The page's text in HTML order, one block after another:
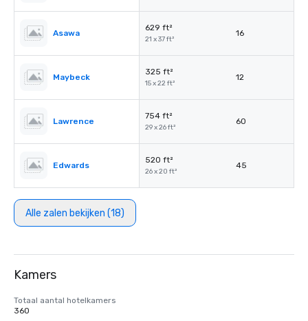
Asawa
629 ft²
21 x 37 ft²
16
Maybeck
325 ft²
15 x 22 ft²
12
Lawrence
754 ft²
29 x 26 ft²
60
Edwards
520 ft²
26 x 20 ft²
45
Alle zalen bekijken (18)
Kamers
Totaal aantal hotelkamers
360